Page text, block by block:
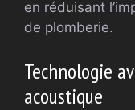
en réduisant
de plomberie.
Technologie
acoustique